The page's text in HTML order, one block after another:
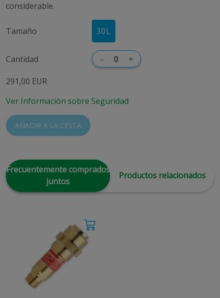
considerable.
Tamaño 30L
Cantidad – +
291,00 EUR
Ver Información sobre Seguridad
AÑADIR A LA CESTA
Frecuentemente comprados
juntos
Productos relacionados